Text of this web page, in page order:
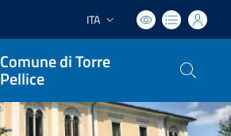
Lingua attiva:
ITA
Comune di Torre
Pellice